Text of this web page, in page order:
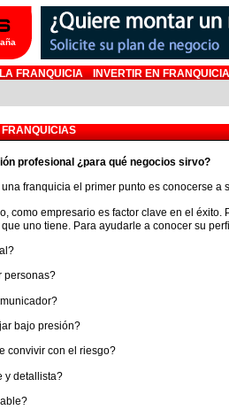
LA FRANQUICIA INVERTIR EN
FRANQUICIAS
profesional ¿para qué negocios sirvo?
una franquicia el primer punto es conocerse
como empresario es factor clave en el
uno tiene. Para ayudarle a conocer su
personas?
bajo presión?
convivir con el riesgo?
y detallista?